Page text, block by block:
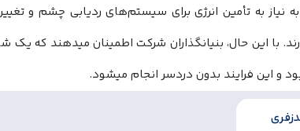
با این حال، بنیانگذاران شرکت اطمینان میدهند که
و این فرایند بدون دردسر انجام میشود.